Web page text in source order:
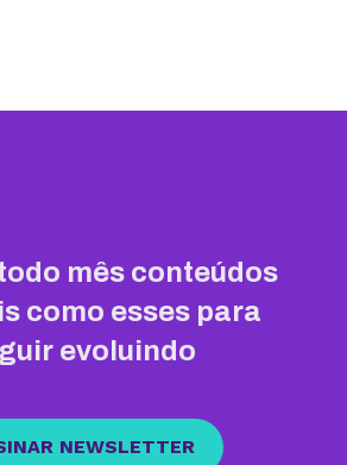
mês conteúdos
como esses para
evoluindo
NEWSLETTER